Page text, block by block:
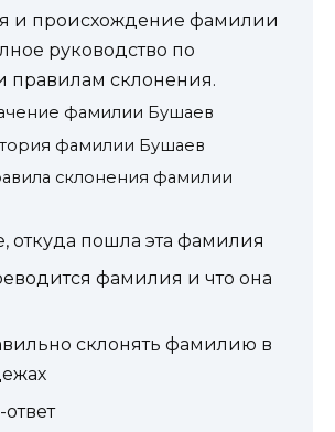
и происхождение фамилии
руководство по
правилам склонения.
фамилии Бушаев
фамилии Бушаев
склонения фамилии
откуда пошла эта фамилия
фамилия и что она
склонять фамилию в